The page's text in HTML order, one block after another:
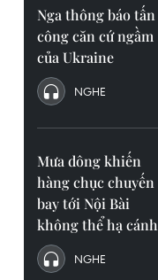
Nga thông báo tấn
công căn cứ ngầm
của Ukraine
NGHE
Mưa dông khiến
hàng chục chuyến
bay tới Nội Bài
không thể hạ cánh
NGHE